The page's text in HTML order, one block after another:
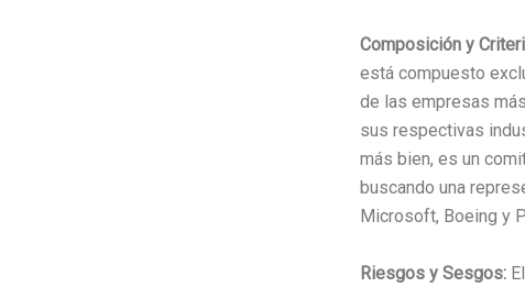
Composición y
está compuesto
de las empresas
sus respectivas
más bien, es un
buscando una
Microsoft, Boeing y
Riesgos y Sesgos: